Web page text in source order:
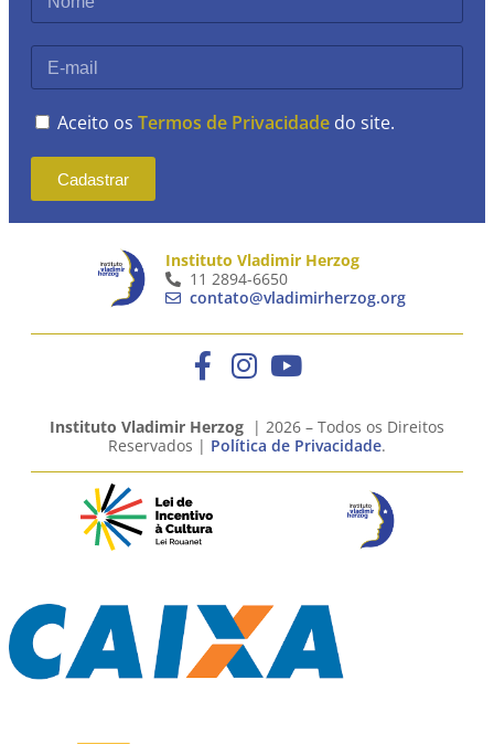
Aceito os Termos de Privacidade do site.
Cadastrar
Instituto Vladimir Herzog
11 2894-6650
contato@vladimirherzog.org
Instituto Vladimir Herzog | 2026 – Todos os Direitos
Reservados | Política de Privacidade.